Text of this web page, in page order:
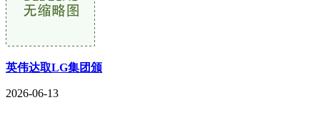
英伟达取LG集团颁
2026-06-13